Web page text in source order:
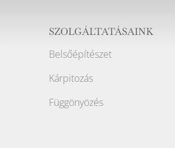
SZOLGÁLTATÁSAINK
Belsőépítészet
Kárpitozás
Függönyözés